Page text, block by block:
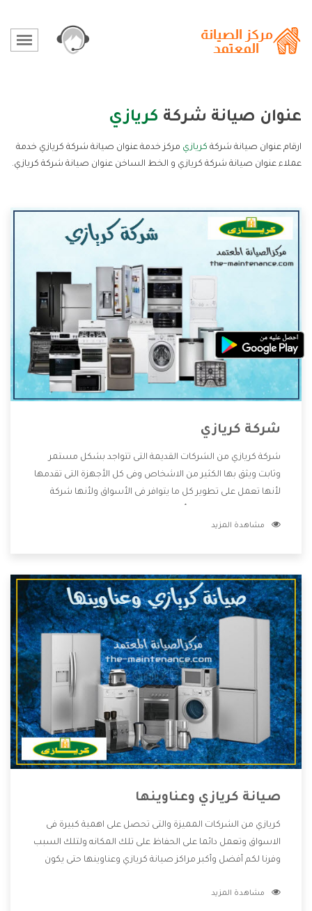
عنوان صيانة شركة كريازي
ارقام عنوان صيانة شركة كريازي مركز خدمة عنوان صيانة شركة كريازي خدمة
عملاء عنوان صيانة شركة كريازي و الخط الساخن عنوان صيانة شركة كريازي.
شركة كريازي
شركة كريازي من الشركات القديمة التى تتواجد بشكل مستمر
وثابت ويثق بها الكثير من الاشخاص وفى كل الأجهزة التى تقدمها
لأنها تعمل على تطوير كل ما يتوافر فى الأسواق ولأنها شركة
وتقدم للعملاء أقوى العروض والخصومات التى تسهل على
مشاهدة المزيد
صيانة كريازي وعناوينها
كريازي من الشركات المميزة والتى تحصل على اهمية كبيرة فى
الاسواق وتعمل دائما على الحفاظ على تلك المكانه ولتلك السبب
وفرنا لكم أفضل وأكبر مراكز صيانة كريازي وعناوينها حتى يكون
دون اى ازعاج كما أننا نهتم بكل ما يحتاجه المستهلك لكى نحافظ
مشاهدة المزيد